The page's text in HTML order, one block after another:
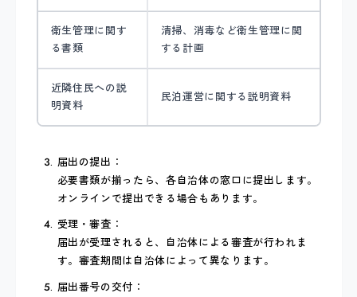
衛生管理に関す
る書類
清掃、消毒など衛生管理に関
する計画
近隣住民への説
明資料
民泊運営に関する説明資料
届出の提出：
必要書類が揃ったら、各自治体の窓口に提出します。
オンラインで提出できる場合もあります。
受理・審査：
届出が受理されると、自治体による審査が行われま
す。審査期間は自治体によって異なります。
届出番号の交付：